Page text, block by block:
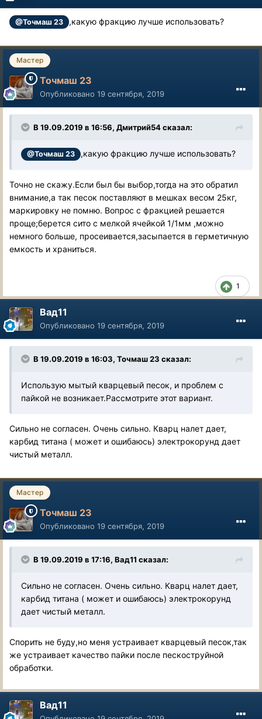
@Точмаш 23 ,какую фракцию лучше использовать?
Мастер
Точмаш 23
Опубликовано 19 сентября, 2019
В 19.09.2019 в 16:56, Дмитрий54 сказал:
@Точмаш 23 ,какую фракцию лучше использовать?
Точно не скажу.Если был бы выбор,тогда на это обратил
внимание,а так песок поставляют в мешках весом 25кг,
маркировку не помню. Вопрос с фракцией решается
проще;берется сито с мелкой ячейкой 1/1мм ,можно
немного больше, просеивается,засыпается в герметичную
емкость и храниться.
1
Вад11
Опубликовано 19 сентября, 2019
В 19.09.2019 в 16:03, Точмаш 23 сказал:
Использую мытый кварцевый песок, и проблем с
пайкой не возникает.Рассмотрите этот вариант.
Сильно не согласен. Очень сильно. Кварц налет дает,
карбид титана ( может и ошибаюсь) электрокорунд дает
чистый металл.
Мастер
Точмаш 23
Опубликовано 19 сентября, 2019
В 19.09.2019 в 17:16, Вад11 сказал:
Сильно не согласен. Очень сильно. Кварц налет дает,
карбид титана ( может и ошибаюсь) электрокорунд
дает чистый металл.
Спорить не буду,но меня устраивает кварцевый песок,так
же устраивает качество пайки после пескоструйной
обработки.
Вад11